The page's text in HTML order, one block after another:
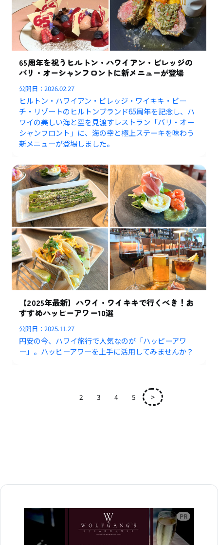
65周年を祝うヒルトン・ハワイアン・ビレッジの
バリ・オーシャンフロントに新メニューが登場
公開日：2026.02.27
ヒルトン・ハワイアン・ビレッジ・ワイキキ・ビー
チ・リゾートのヒルトンブランド65周年を記念し、ハ
ワイの美しい海と空を見渡すレストラン「バリ・オー
シャンフロント」に、海の幸と極上ステーキを味わう
新メニューが登場しました。
【2025年最新】ハワイ・ワイキキで行くべき！お
すすめハッピーアワー10選
公開日：2025.11.27
円安の今、ハワイ旅行で人気なのが「ハッピーアワ
ー」。ハッピーアワーを上手に活用してみませんか？
2 3 4 5 >
広告